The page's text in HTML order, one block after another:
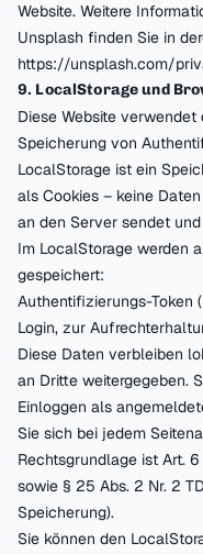
Website. Weitere
Unsplash finden Sie in
https://unsplash.com/
9. LocalStorage und
Diese Website
Speicherung von
LocalStorage ist ein
als Cookies – keine
an den Server sendet
Im LocalStorage werden
gespeichert:
Authentifizierungs-Token
Login, zur
Diese Daten verbleiben
an Dritte weitergegeben.
Einloggen als
Sie sich bei jedem
Rechtsgrundlage ist Art. 6
sowie § 25 Abs. 2 Nr. 2
Speicherung).
Sie können den